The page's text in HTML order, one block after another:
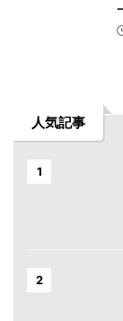
人気記事
1
2